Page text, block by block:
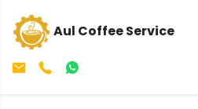
Aul Coffee Service